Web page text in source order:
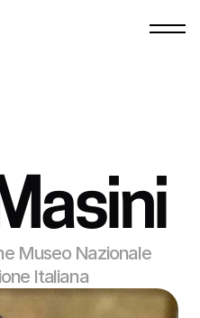
Museo Nazionale
Italiana